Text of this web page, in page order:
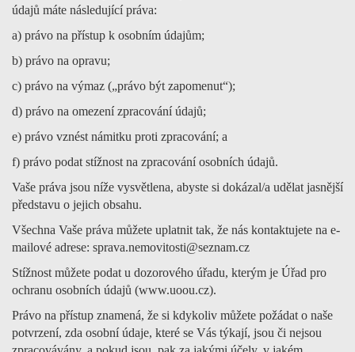
údajů máte následující práva:
a) právo na přístup k osobním údajům;
b) právo na opravu;
c) právo na výmaz („právo být zapomenut“);
d) právo na omezení zpracování údajů;
e) právo vznést námitku proti zpracování; a
f) právo podat stížnost na zpracování osobních údajů.
Vaše práva jsou níže vysvětlena, abyste si dokázal/a udělat jasnější
představu o jejich obsahu.
Všechna Vaše práva můžete uplatnit tak, že nás kontaktujete na e-
mailové adrese: sprava.nemovitosti@seznam.cz
Stížnost můžete podat u dozorového úřadu, kterým je Úřad pro
ochranu osobních údajů (www.uoou.cz).
Právo na přístup znamená, že si kdykoliv můžete požádat o naše
potvrzení, zda osobní údaje, které se Vás týkají, jsou či nejsou